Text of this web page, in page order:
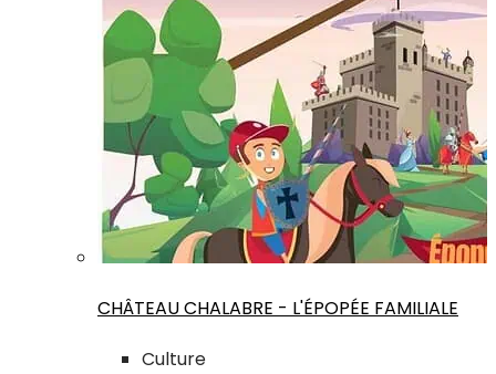
CHÂTEAU CHALABRE - L'ÉPOPÉE FAMILIALE
Culture